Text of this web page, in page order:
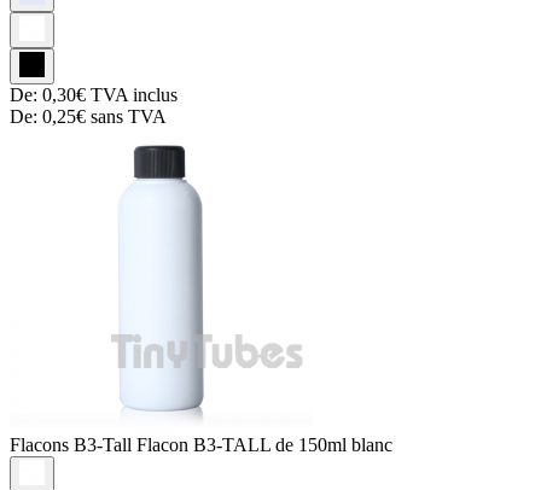
De: 0,30€ TVA inclus
De: 0,25€ sans TVA
Flacons B3-Tall Flacon B3-TALL de 150ml blanc